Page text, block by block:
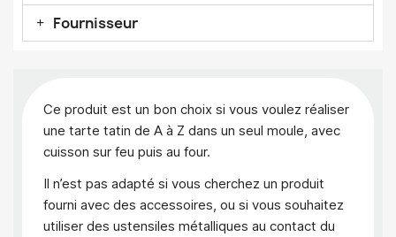
Fournisseur
Ce produit est un bon choix si vous voulez réaliser
une tarte tatin de A à Z dans un seul moule, avec
cuisson sur feu puis au four.
Il n’est pas adapté si vous cherchez un produit
fourni avec des accessoires, ou si vous souhaitez
utiliser des ustensiles métalliques au contact du